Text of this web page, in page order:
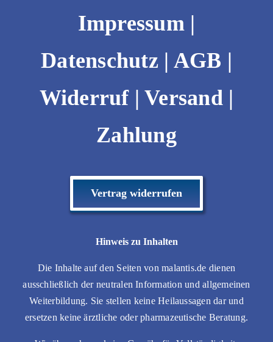
Impressum|
Datenschutz| AGB |
Widerruf|Versand |
Zahlung
Vertrag widerrufen
Hinweis zu Inhalten
Die Inhalte auf den Seiten von malantis.de dienen
ausschließlich der neutralen Information und allgemeinen
Weiterbildung. Sie stellen keine Heilaussagen dar und
ersetzen keine ärztliche oder pharmazeutische Beratung.